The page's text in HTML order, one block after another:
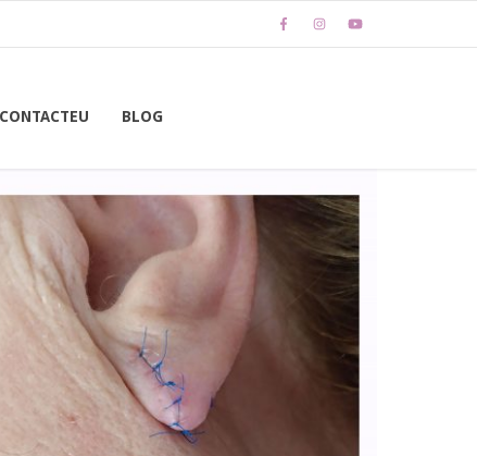
CONTACTEU BLOG